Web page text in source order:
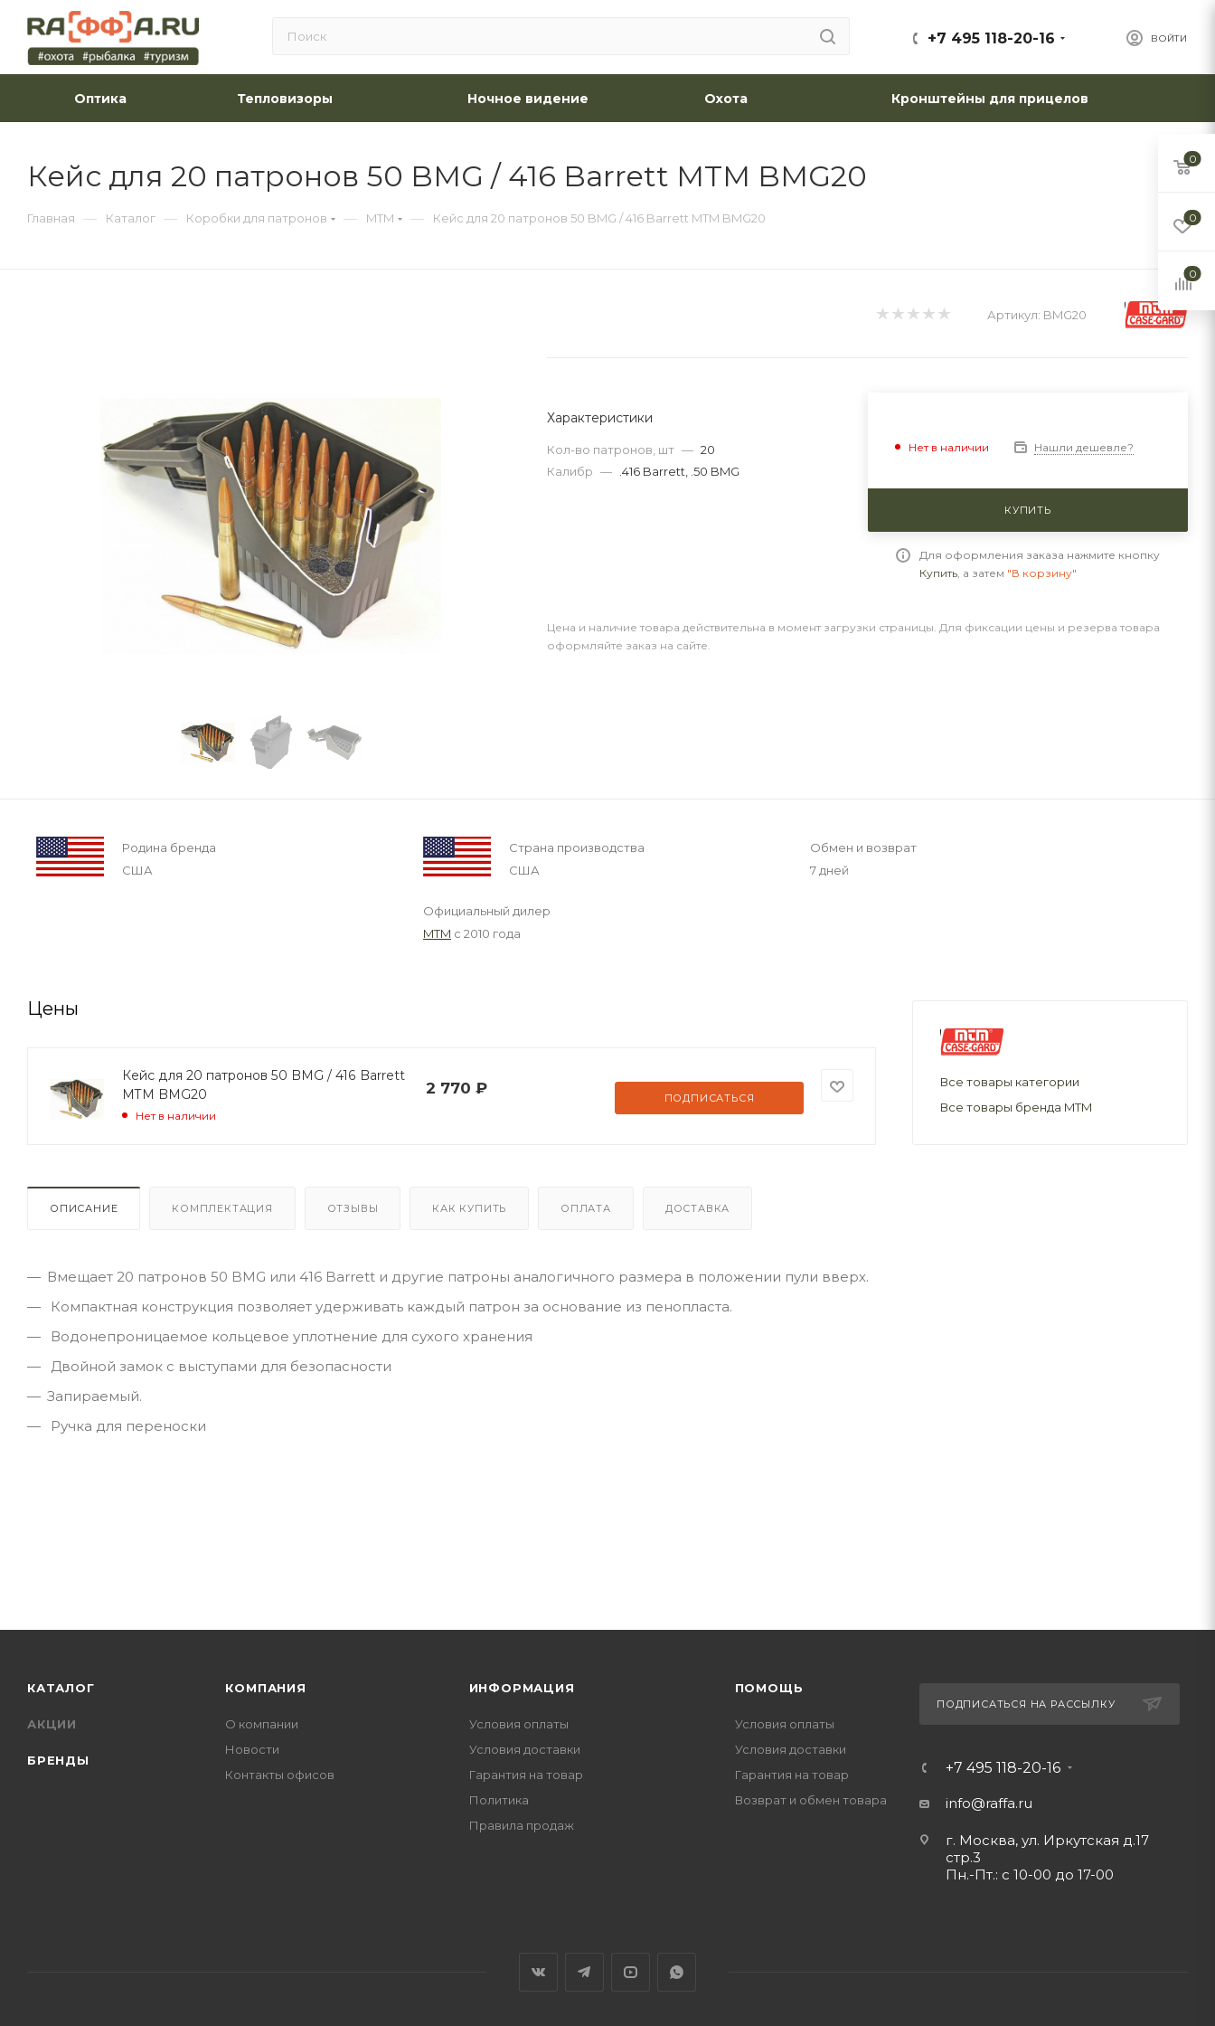
ВОЙТИ
+7 495 118-20-16
Оптика Тепловизоры Ночное видение Охота Кронштейны для прицелов
Кейс для 20 патронов 50 BMG / 416 Barrett MTM BMG20
Главная — Каталог — Коробки для патронов — MTM — Кейс для 20 патронов 50 BMG / 416 Barrett MTM BMG20
Артикул: BMG20
Характеристики
Кол-во патронов, шт — 20
Калибр — .416 Barrett, .50 BMG
Нет в наличии Нашли дешевле?
КУПИТЬ
Для оформления заказа нажмите кнопку
Купить, а затем "В корзину"
Цена и наличие товара действительна в момент загрузки страницы. Для фиксации цены и резерва товара
оформляйте заказ на сайте.
Родина бренда
США
Страна производства
США
Обмен и возврат
7 дней
Официальный дилер
MTM с 2010 года
Цены
Кейс для 20 патронов 50 BMG / 416 Barrett
MTM BMG20
Нет в наличии
2 770 ₽
ПОДПИСАТЬСЯ
ОПИСАНИЕ КОМПЛЕКТАЦИЯ ОТЗЫВЫ КАК КУПИТЬ ОПЛАТА ДОСТАВКА
Вмещает 20 патронов 50 BMG или 416 Barrett и другие патроны аналогичного размера в положении пули вверх.
Компактная конструкция позволяет удерживать каждый патрон за основание из пенопласта.
Водонепроницаемое кольцевое уплотнение для сухого хранения
Двойной замок с выступами для безопасности
Запираемый.
Ручка для переноски
Все товары категории
Все товары бренда MTM
КАТАЛОГ
АКЦИИ
БРЕНДЫ
КОМПАНИЯ
О компании
Новости
Контакты офисов
ИНФОРМАЦИЯ
Условия оплаты
Условия доставки
Гарантия на товар
Политика
Правила продаж
ПОМОЩЬ
Условия оплаты
Условия доставки
Гарантия на товар
Возврат и обмен товара
ПОДПИСАТЬСЯ НА РАССЫЛКУ
+7 495 118-20-16
info@raffa.ru
г. Москва, ул. Иркутская д.17
стр.3
Пн.-Пт.: с 10-00 до 17-00
0
0
0